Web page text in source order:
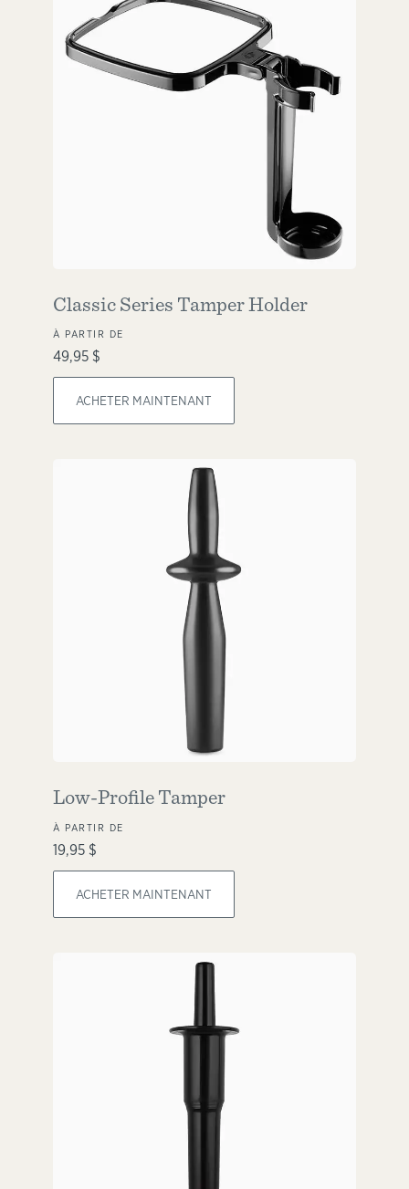
Classic Series Tamper Holder
À PARTIR DE
49,95 $
ACHETER MAINTENANT
Low-Profile Tamper
À PARTIR DE
19,95 $
ACHETER MAINTENANT